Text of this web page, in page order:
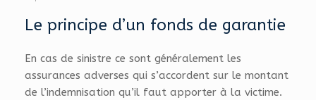
Le principe d’un fonds de garantie
En cas de sinistre ce sont généralement les
assurances adverses qui s’accordent sur le montant
de l’indemnisation qu’il faut apporter à la victime.